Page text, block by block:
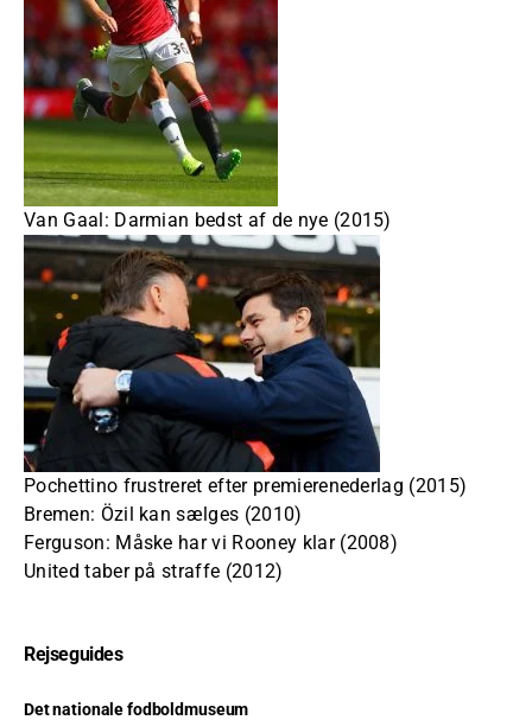
Van Gaal: Darmian bedst af de nye (2015)
Pochettino frustreret efter premierenederlag (2015)
Bremen: Özil kan sælges (2010)
Ferguson: Måske har vi Rooney klar (2008)
United taber på straffe (2012)
Rejseguides
Det nationale fodboldmuseum